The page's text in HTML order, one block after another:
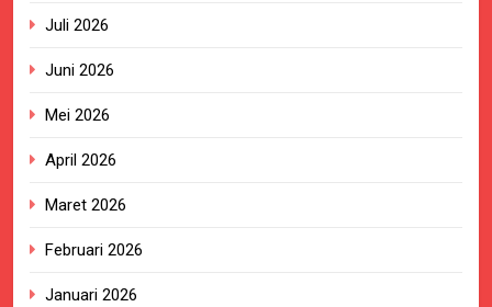
Juli 2026
Juni 2026
Mei 2026
April 2026
Maret 2026
Februari 2026
Januari 2026